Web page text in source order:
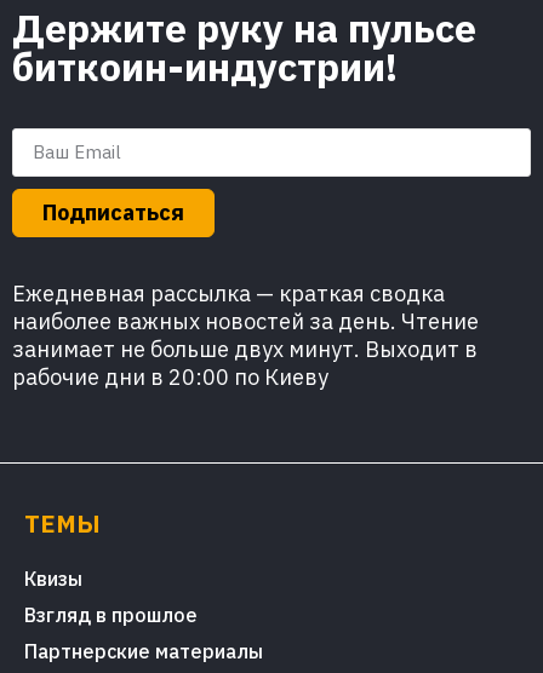
Держите руку на пульсе
биткоин-индустрии!
Подписаться
Ежедневная рассылка — краткая сводка
наиболее важных новостей за день. Чтение
занимает не больше двух минут. Выходит в
рабочие дни в 20:00 по Киеву
ТЕМЫ
Квизы
Взгляд в прошлое
Партнерские материалы